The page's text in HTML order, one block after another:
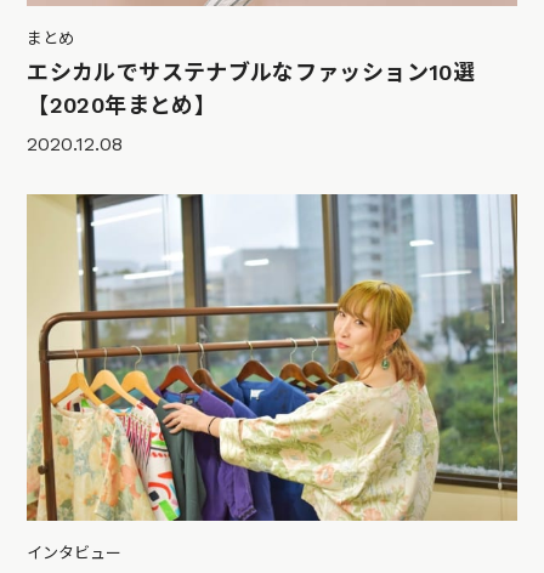
まとめ
エシカルでサステナブルなファッション10選
【2020年まとめ】
2020.12.08
インタビュー